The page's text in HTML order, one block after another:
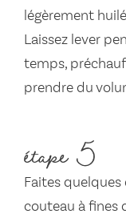
légèrement
Laissez lever
temps,
prendre du
étape 5
Faites quelques
couteau à fines